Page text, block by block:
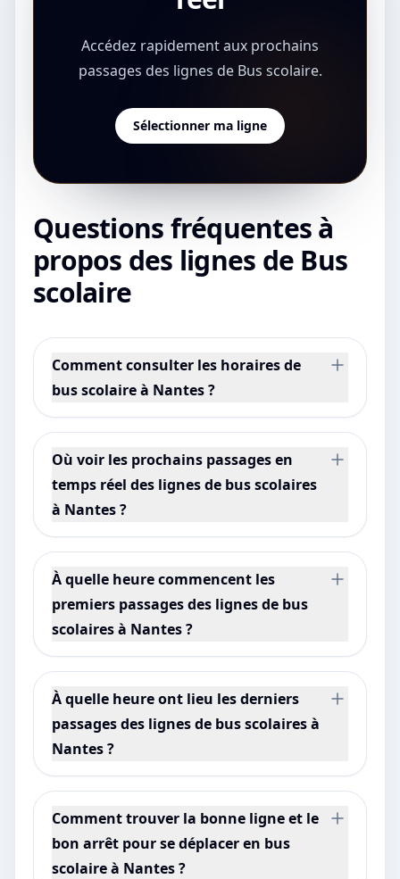
Accédez rapidement aux prochains
passages des lignes de Bus scolaire.
Sélectionner ma ligne
Questions fréquentes à
propos des lignes de Bus
scolaire
Comment consulter les horaires de
bus scolaire à Nantes ?
Où voir les prochains passages en
temps réel des lignes de bus scolaires
à Nantes ?
À quelle heure commencent les
premiers passages des lignes de bus
scolaires à Nantes ?
À quelle heure ont lieu les derniers
passages des lignes de bus scolaires à
Nantes ?
Comment trouver la bonne ligne et le
bon arrêt pour se déplacer en bus
scolaire à Nantes ?